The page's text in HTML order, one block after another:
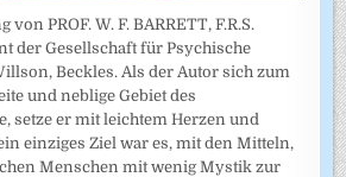
PROF. W. F. BARRETT, F.R.S.
der Gesellschaft für Psychische
Beckles. Als der Autor sich zum
und neblige Gebiet des
setze er mit leichtem Herzen und
einziges Ziel war es, mit den Mitteln,
Menschen mit wenig Mystik zur